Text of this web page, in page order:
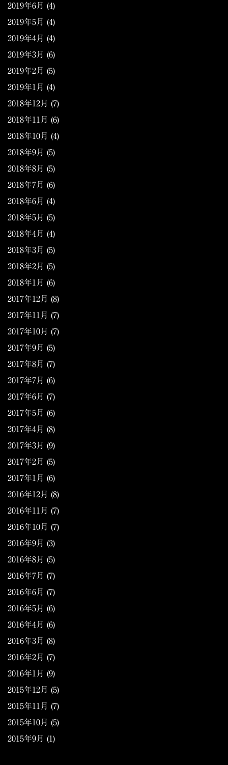
2019年6月 (4)
2019年5月 (4)
2019年4月 (4)
2019年3月 (6)
2019年2月 (5)
2019年1月 (4)
2018年12月 (7)
2018年11月 (6)
2018年10月 (4)
2018年9月 (5)
2018年8月 (5)
2018年7月 (6)
2018年6月 (4)
2018年5月 (5)
2018年4月 (4)
2018年3月 (5)
2018年2月 (5)
2018年1月 (6)
2017年12月 (8)
2017年11月 (7)
2017年10月 (7)
2017年9月 (5)
2017年8月 (7)
2017年7月 (6)
2017年6月 (7)
2017年5月 (6)
2017年4月 (8)
2017年3月 (9)
2017年2月 (5)
2017年1月 (6)
2016年12月 (8)
2016年11月 (7)
2016年10月 (7)
2016年9月 (3)
2016年8月 (5)
2016年7月 (7)
2016年6月 (7)
2016年5月 (6)
2016年4月 (6)
2016年3月 (8)
2016年2月 (7)
2016年1月 (9)
2015年12月 (5)
2015年11月 (7)
2015年10月 (5)
2015年9月 (1)